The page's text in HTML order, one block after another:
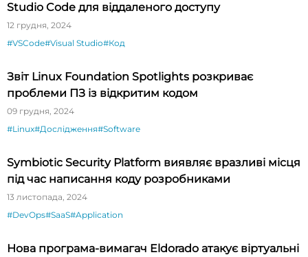
Studio Code для віддаленого доступу
12 грудня, 2024
#VSCode#Visual Studio#Код
Звіт Linux Foundation Spotlights розкриває
проблеми ПЗ із відкритим кодом
09 грудня, 2024
#Linux#Дослідження#Software
Symbiotic Security Platform виявляє вразливі місця
під час написання коду розробниками
13 листопада, 2024
#DevOps#SaaS#Application
Нова програма-вимагач Eldorado атакує віртуальні